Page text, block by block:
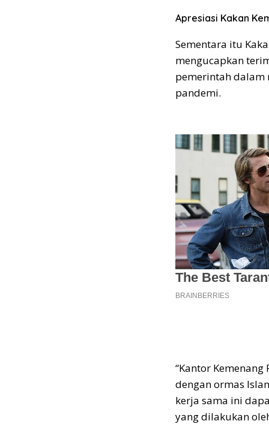
Apresiasi Kakan
Sementara itu
mengucapkan
pemerintah dalam
pandemi.
“Kantor
dengan ormas
kerja sama ini
yang dilakukan